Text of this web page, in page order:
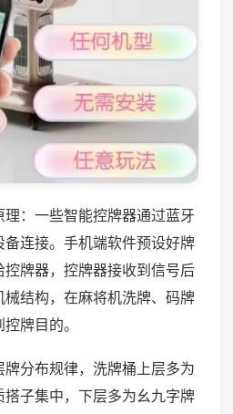
：一些智能控牌器通过蓝牙
连接。手机端软件预设好牌
牌器，控牌器接收到信号后
结构，在麻将机洗牌、码牌
牌目的。
分布规律，洗牌桶上层多为
子集中，下层多为幺九字牌